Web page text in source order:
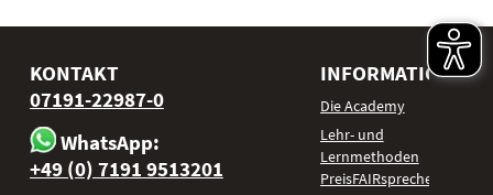
KONTAKT
07191-22987-0
WhatsApp:
+49 (0) 7191 9513201
INFORMATIONEN
Die Academy
Lehr- und
Lernmethoden
PreisFAIRsprechen